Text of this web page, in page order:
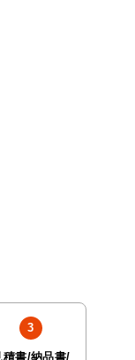
積書/納品書/